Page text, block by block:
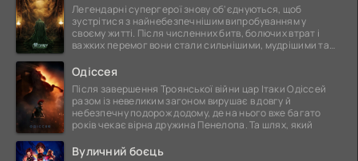
Легендарні супергерої знову об'єднуються, щоб
зустрітися з найнебезпечнішим випробуванням у
своєму житті. Після численних битв, болючих втрат і
важких перемог вони стали сильнішими, мудрішими та
Одіссея
Після завершення Троянської війни цар Ітаки Одіссей
разом із невеликим загоном вирушає в довгу й
небезпечну подорож додому, де на нього вже багато
років чекає вірна дружина Пенелопа. Та шлях, який
Вуличний боєць